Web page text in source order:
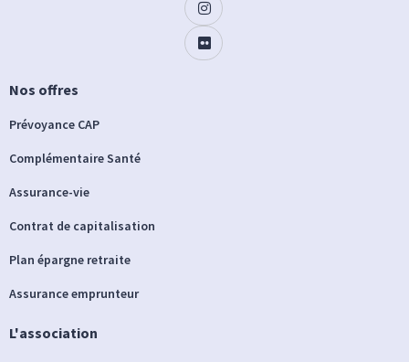
Nos offres
Prévoyance CAP
Complémentaire Santé
Assurance-vie
Contrat de capitalisation
Plan épargne retraite
Assurance emprunteur
L'association